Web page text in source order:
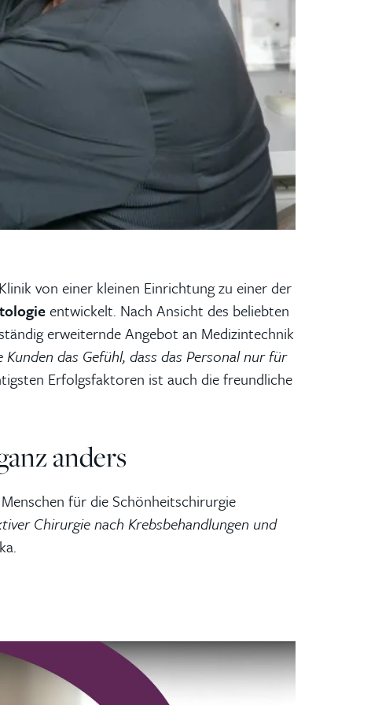
von einer kleinen Einrichtung zu einer der
entwickelt. Nach Ansicht des beliebten
erweiternde Angebot an Medizintechnik
das Gefühl, dass das Personal nur für
Erfolgsfaktoren ist auch die freundliche
anders
für die Schönheitschirurgie
Chirurgie nach Krebsbehandlungen und